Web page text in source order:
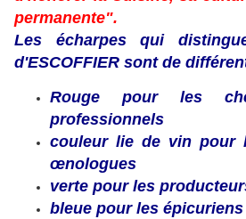
permanente".
Les écharpes qui
d'ESCOFFIER sont de
Rouge pour les
professionnels
couleur lie de vin pour
œnologues
verte pour les
bleue pour les